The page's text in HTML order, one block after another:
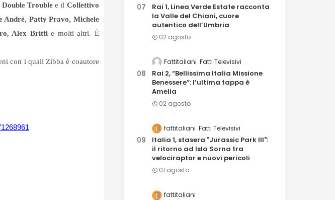
Double Trouble e il Collettivo
Andrè, Patty Pravo, Michele
Alex Brittie molti altri. È
con i quali Zibba è coautore
Rai 1, Linea Verde Estate racconta
la Valle del Chiani, cuore
autentico dell’Umbria
02 agosto
Fattitaliani Fatti Televisivi
Rai 2, “Bellissima Italia Missione
Benessere”: l’ultima tappa è
Amelia
02 agosto
fattitaliani Fatti Televisivi
Italia 1, stasera "Jurassic Park III":
il ritorno ad Isla Sorna tra
velociraptor e nuovi pericoli
01 agosto
fattitaliani